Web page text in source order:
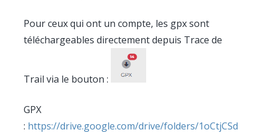
Pour ceux qui ont un compte, les gpx sont
téléchargeables directement depuis Trace de
Trail via le bouton :
GPX
: https://drive.google.com/drive/folders/1oCtjCSd